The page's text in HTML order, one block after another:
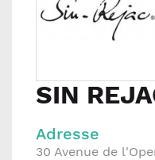
SIN
Adresse
30 Avenue de